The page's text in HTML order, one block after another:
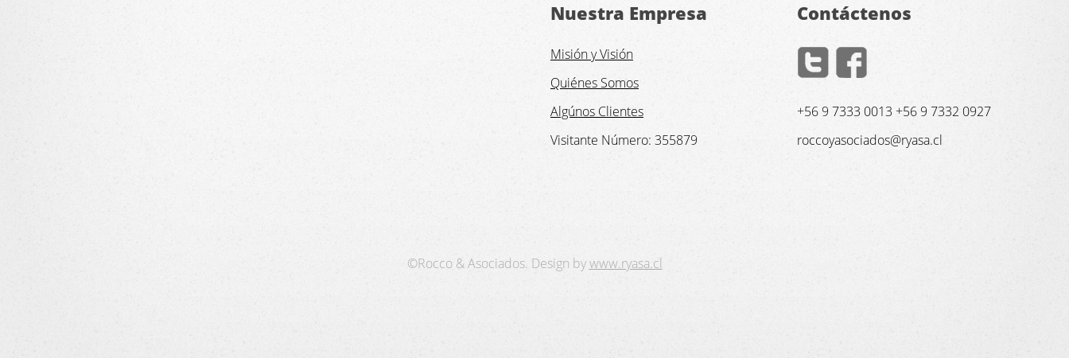
Nuestra Empresa
Misión y Visión
Quiénes Somos
Algúnos Clientes
Visitante Número: 355879
Contáctenos
+56 9 7333 0013 +56 9 7332 0927
roccoyasociados@ryasa.cl
©Rocco & Asociados. Design bywww.ryasa.cl